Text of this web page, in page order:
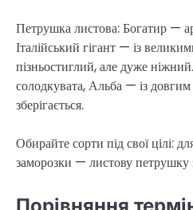
Петрушка листова: Богатир —
Італійський гігант — із
пізньостиглий, але дуже
солодкувата, Альба — із
зберігається.
Обирайте сорти під свої цілі:
заморозки — листову